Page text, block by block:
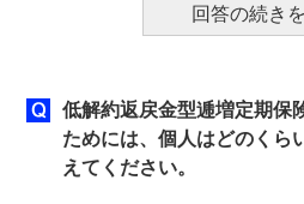
回答の続き
低解約返戻金型逓増定期保
ためには、個人はどのくら
えてください。